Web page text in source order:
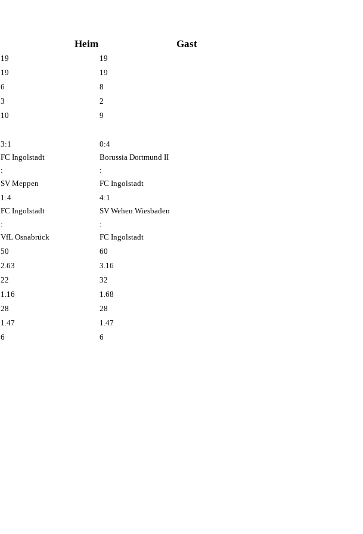
Heim Gast
19
19
19
19
6
8
3
2
10 9
3:1
FC Ingolstadt
:
SV Meppen
0:4
Borussia Dortmund II
:
FC Ingolstadt
1:4
FC Ingolstadt
:
VfL Osnabrück
4:1
SV Wehen Wiesbaden
:
FC Ingolstadt
50
60
2.63
3.16
22
32
1.16
1.68
28
28
1.47
1.47
6 6